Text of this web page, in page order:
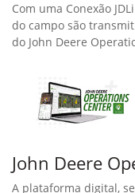
Com uma Conexão
do campo são
do John Deere
John Deere
A plataforma digital,